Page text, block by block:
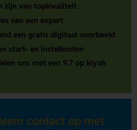
zijn van topkwaliteit
van een expert
een gratis digitaal voorbeeld
start- en instelkosten
ons met een 9.7 op kiyoh
contact op met